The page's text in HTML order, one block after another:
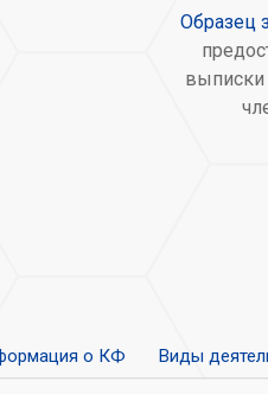
Образец
выписки
о КФ Виды